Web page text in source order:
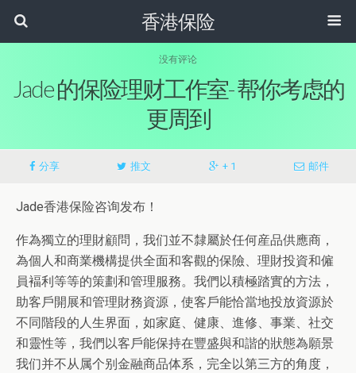
香港保险
没有评论
Jade 的保险理财工作室- 帮你考虑的
更周到
分享 推文 + 1 邮件
Jade香港保险咨询发布！
作為獨立的理財顧問，我们並不隸屬於任何産品供應商，
為個人和商業機構提供全面和客觀的保險、理財投資和僱
員褔利等等的策劃和管理服務。我們以積極踏實的方法，
助客戶開展和管理財務資源，使客戶能恰當地投放資源於
不同階段的人生界面，如家庭、健康、進修、事業、社交
和靈性等，我們以客戶能保持在豐盛與和諧的狀態為願景
我们并不从属个别金融商品体系，完全以第三方的角度，